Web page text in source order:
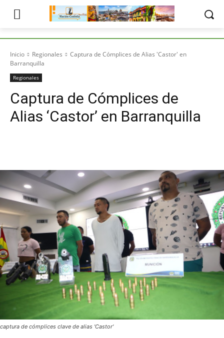
Inicio Regionales
Captura de Cómplices de Alias 'Castor' en
Barranquilla
Regionales
Captura de Cómplices de
Alias ‘Castor’ en Barranquilla
captura de cómplices clave de alias 'Castor'